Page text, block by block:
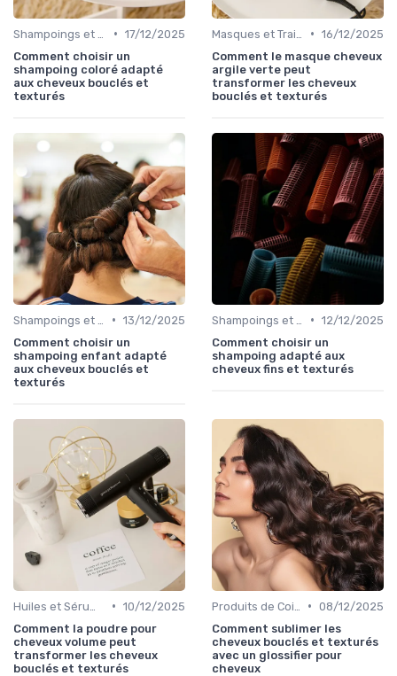
• 17/12/2025
Comment choisir un
shampoing coloré adapté
aux cheveux bouclés et
texturés
• 16/12/2025
Comment le masque cheveux
argile verte peut
transformer les cheveux
bouclés et texturés
• 13/12/2025
Comment choisir un
shampoing enfant adapté
aux cheveux bouclés et
texturés
• 12/12/2025
Comment choisir un
shampoing adapté aux
cheveux fins et texturés
• 10/12/2025
Comment la poudre pour
cheveux volume peut
transformer les cheveux
bouclés et texturés
• 08/12/2025
Comment sublimer les
cheveux bouclés et texturés
avec un glossifier pour
cheveux